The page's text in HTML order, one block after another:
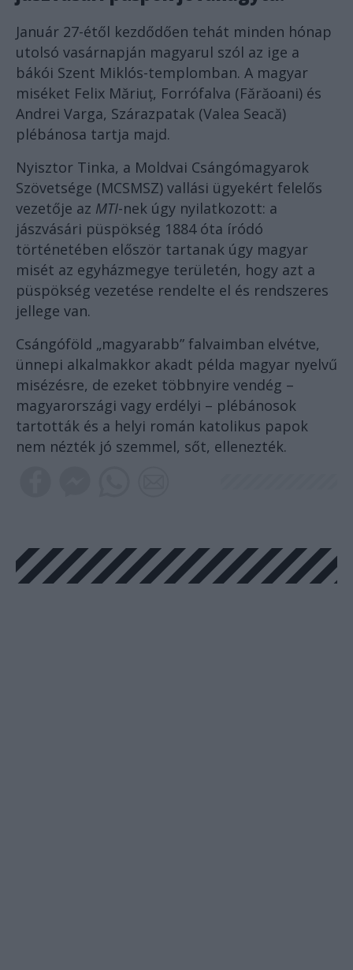
Január 27-étől kezdődően tehát minden hónap
utolsó vasárnapján magyarul szól az ige a
bákói Szent Miklós-templomban. A magyar
miséket Felix Măriuț, Forrófalva (Fărăoani) és
Andrei Varga, Szárazpatak (Valea Seacă)
plébánosa tartja majd.
Nyisztor Tinka, a Moldvai Csángómagyarok
Szövetsége (MCSMSZ) vallási ügyekért felelős
vezetője az MTI-nek úgy nyilatkozott: a
jászvásári püspökség 1884 óta íródó
történetében először tartanak úgy magyar
misét az egyházmegye területén, hogy azt a
püspökség vezetése rendelte el és rendszeres
jellege van.
Csángóföld „magyarabb” falvaimban elvétve,
ünnepi alkalmakkor akadt példa magyar nyelvű
misézésre, de ezeket többnyire vendég –
magyarországi vagy erdélyi – plébánosok
tartották és a helyi román katolikus papok
nem nézték jó szemmel, sőt, ellenezték.